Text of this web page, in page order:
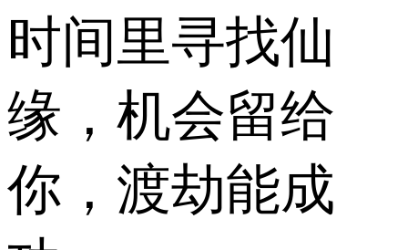
时间里寻找仙
缘，机会留给
你，渡劫能成